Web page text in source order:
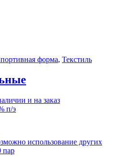
форма, Текстиль
и на заказ
п/э
использование других
пар